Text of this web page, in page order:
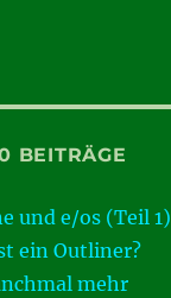
BEITRÄGE
und e/os (Teil 1)
ein Outliner?
mehr